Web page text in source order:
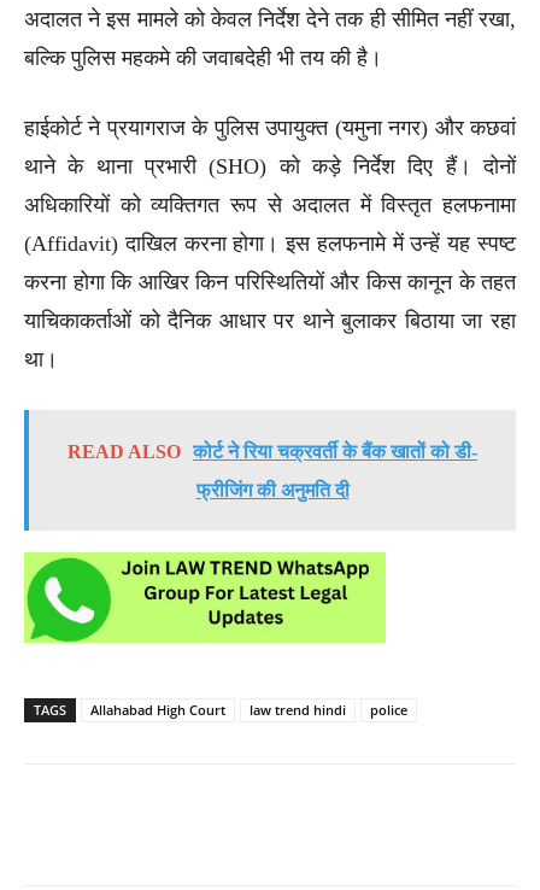
अदालत ने इस मामले को केवल निर्देश देने तक ही सीमित नहीं रखा,
बल्कि पुलिस महकमे की जवाबदेही भी तय की है।
हाईकोर्ट ने प्रयागराज के पुलिस उपायुक्त (यमुना नगर) और कछवां
थाने के थाना प्रभारी (SHO) को कड़े निर्देश दिए हैं। दोनों
अधिकारियों को व्यक्तिगत रूप से अदालत में विस्तृत हलफनामा
(Affidavit) दाखिल करना होगा। इस हलफनामे में उन्हें यह स्पष्ट
करना होगा कि आखिर किन परिस्थितियों और किस कानून के तहत
याचिकाकर्ताओं को दैनिक आधार पर थाने बुलाकर बिठाया जा रहा
था।
READ ALSO कोर्ट ने रिया चक्रवर्ती के बैंक खातों को डी-
फ्रीजिंग की अनुमति दी
TAGS Allahabad High Court law trend hindi police